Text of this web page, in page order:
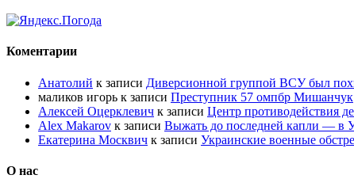
Коментарии
Анатолий к записи Диверсионной группой ВСУ был
маликов игорь к записи Преступник 57 омпбр Мишанчук
Алексей Оцерклевич к записи Центр противодействия
Alex Makarov к записи Выжать до последней капли — в
Екатерина Москвич к записи Украинские военные
О нас